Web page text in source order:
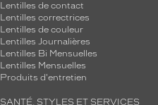
Lentilles de contact
Lentilles correctrices
Lentilles de couleur
Lentilles Journalières
Lentilles Bi Mensuelles
Lentilles Mensuelles
Produits d'entretien
SANTÉ, STYLES ET SERVICES